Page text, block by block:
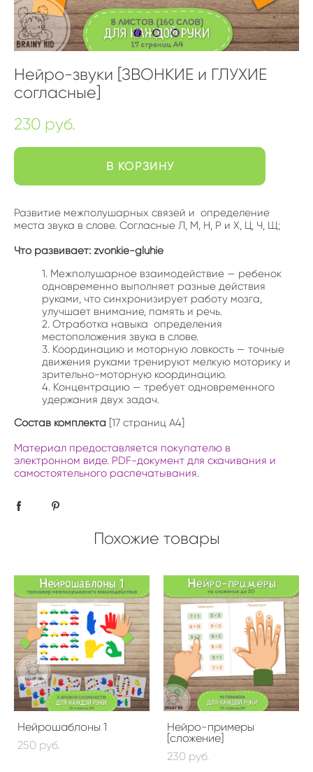
Нейро-звуки [ЗВОНКИЕ и ГЛУХИЕ
согласные]
230 pуб.
В КОРЗИНУ
Развитие межполушарных связей и определение
места звука в слове. Согласные Л, М, Н, Р и Х, Ц, Ч, Щ;
Что развивает: zvonkie-gluhie
Межполушарное взаимодействие — ребенок
одновременно выполняет разные действия
руками, что синхронизирует работу мозга,
улучшает внимание, память и речь.
Отработка навыка определения
местоположения звука в слове.
Координацию и моторную ловкость — точные
движения руками тренируют мелкую моторику и
зрительно-моторную координацию.
Концентрацию — требует одновременного
удержания двух задач.
Состав комплекта [17 страниц А4]
Материал предоставляется покупателю в
электронном виде. PDF-документ для скачивания и
самостоятельного распечатывания.
Похожие товары
Нейрошаблоны 1
250 pуб.
Нейро-примеры
[сложение]
230 pуб.